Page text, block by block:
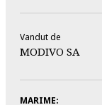
Vandut de
MODIVO SA
MARIME: